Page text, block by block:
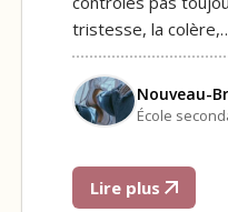
tristesse, la
Nouveau-
École
Lire plus